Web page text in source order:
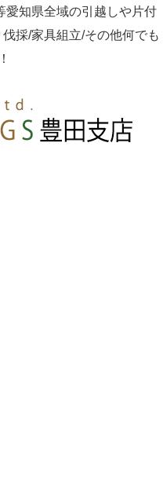
愛知県全域の引越しや片付
採/家具組立/その他何でも